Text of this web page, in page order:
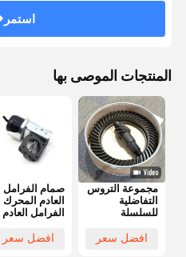
استمر
المنتجات الموصى بها
مجموعة التروس
التفاضلية
للسلسلة
للسلسلة
افضل سعر
صمام الفرامل
العادم المحرك
الفرامل العادم
لـ ISUZU 700P
8-97102372-
افضل سعر